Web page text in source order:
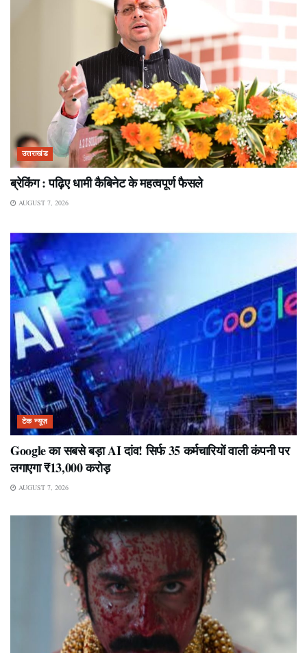
उत्तराखंड
ब्रेकिंग : पढ़िए धामी कैबिनेट के महत्वपूर्ण फैसले
AUGUST 7, 2026
टेक न्यूज़
Google का सबसे बड़ा AI दांव! सिर्फ 35 कर्मचारियों वाली कंपनी पर
लगाएगा ₹13,000 करोड़
AUGUST 7, 2026